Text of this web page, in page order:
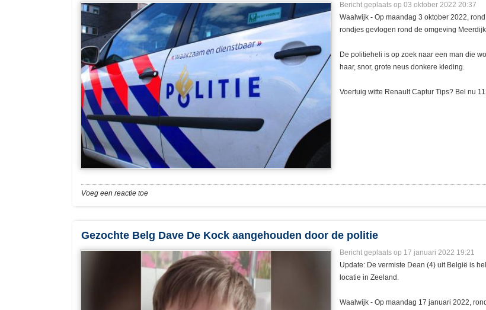
Bericht geplaats op 03 oktober 2022 20:37
Waalwijk - Op maandag 3 oktober 2022,
rondjes gevlogen rond de omgeving
De politieheli is op zoek naar een man die
haar, snor, grote neus donkere kleding.
Voertuig witte Renault Captur Tips? Bel nu
Voeg een reactie toe
Gezochte Belg Dave De Kock aangehouden door de politie
Bericht geplaats op 17 januari 2022 19:21
Update: De vermiste Dean (4) uit België is
locatie in Zeeland.
Waalwijk - Op maandag 17 januari 2022,